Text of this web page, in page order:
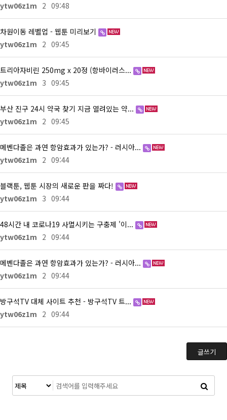
ytw06z1m 2 09:48
차원이동 레벨업 - 웹툰 미리보기
ytw06z1m 2 09:45
트리아자비린 250mg x 20정 (항바이러스...
ytw06z1m 3 09:45
부산 진구 24시 약국 찾기 지금 열려있는 약...
ytw06z1m 2 09:45
메벤다졸은 과연 항암효과가 있는가? - 러시아...
ytw06z1m 2 09:44
블랙툰, 웹툰 시장의 새로운 판을 짜다!
ytw06z1m 3 09:44
48시간 내 코로나19 사멸시키는 구충제 '이...
ytw06z1m 2 09:44
메벤다졸은 과연 항암효과가 있는가? - 러시아...
ytw06z1m 2 09:44
방구석TV 대체 사이트 추천 - 방구석TV 트...
ytw06z1m 2 09:44
글쓰기